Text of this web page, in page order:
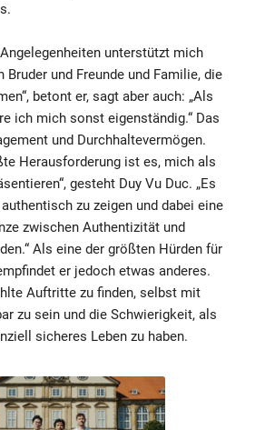
unterstützt mich
Bruder und Freunde und Familie, die
betont er, sagt aber auch: „Als
ich mich sonst eigenständig.“ Das
und Durchhaltevermögen.
Herausforderung ist es, mich als
gesteht Duy Vu Duc. „Es
zu zeigen und dabei eine
zwischen Authentizität und
Als eine der größten Hürden für
er jedoch etwas anderes.
Auftritte zu finden, selbst mit
zu sein und die Schwierigkeit, als
sicheres Leben zu haben.